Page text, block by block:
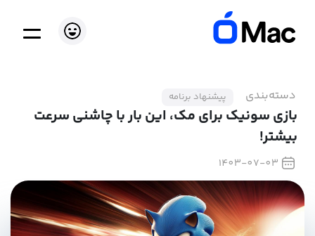
دسته‌بندی پیشنهاد برنامه
بازی سونیک برای مک، این بار با چاشنی سرعت
بیشتر!
1403-07-03